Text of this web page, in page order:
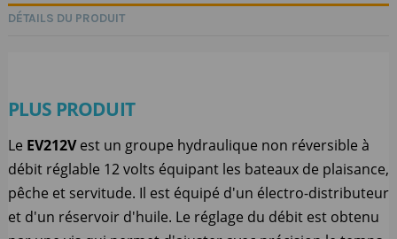
DÉTAILS DU PRODUIT
PLUS PRODUIT
Le EV212Vest un groupe hydraulique non réversible à
débit réglable 12 volts équipant les bateaux de plaisance,
pêche et servitude. Il est équipé d'un électro-distributeur
et d'un réservoir d'huile. Le réglage du débit est obtenu